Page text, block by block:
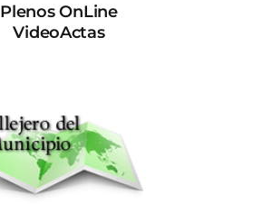
Plenos OnLine
VideoActas